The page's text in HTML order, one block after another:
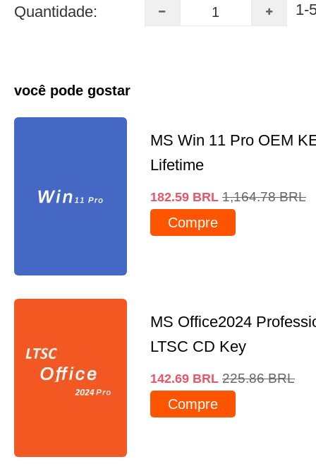
Quantidade: 1-
você pode gostar
MS Win 11 Pro OEM
Lifetime
182.59 BRL 1,164.78 BRL
Compre
MS Office2024
LTSC CD Key
142.69 BRL 225.86 BRL
Compre